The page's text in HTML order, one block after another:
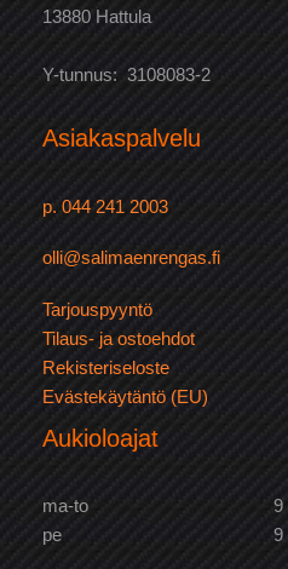
13880 Hattula
Y-tunnus: 3108083-2
Asiakaspalvelu
p. 044 241 2003
olli@salimaenrengas.fi
Tarjouspyyntö
Tilaus- ja ostoehdot
Rekisteriseloste
Evästekäytäntö (EU)
Aukioloajat
ma-to
9
pe
9